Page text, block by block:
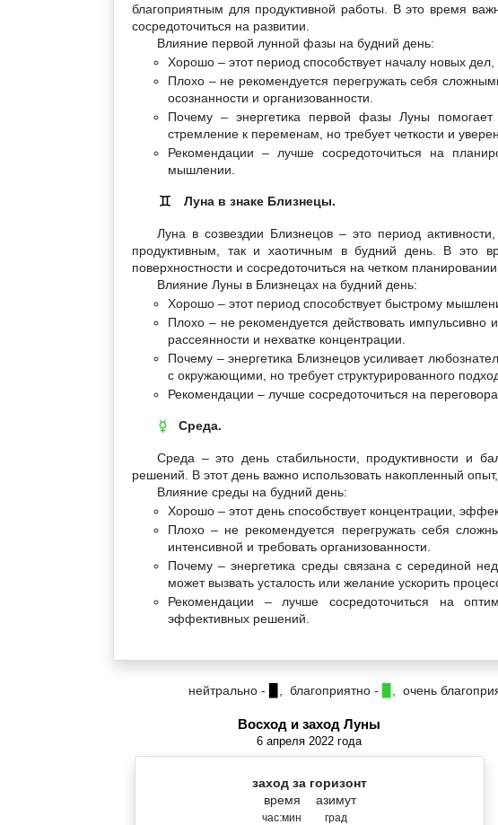
благоприятным для продуктивной работы. В это время
сосредоточиться на развитии.
Влияние первой лунной фазы на будний день:
Хорошо – этот период способствует началу новых
Плохо – не рекомендуется перегружать себя
осознанности и организованности.
Почему – энергетика первой фазы Луны
стремление к переменам, но требует четкости и
Рекомендации – лучше сосредоточиться на
мышлении.
♊ Луна в знаке Близнецы.
Луна в созвездии Близнецов – это период
продуктивным, так и хаотичным в будний день. В это
поверхностности и сосредоточиться на четком планировании.
Влияние Луны в Близнецах на будний день:
Хорошо – этот период способствует быстрому
Плохо – не рекомендуется действовать импульсивно
рассеянности и нехватке концентрации.
Почему – энергетика Близнецов усиливает
с окружающими, но требует структурированного
Рекомендации – лучше сосредоточиться на
☿ Среда.
Среда – это день стабильности, продуктивности и
решений. В этот день важно использовать накопленный
Влияние среды на будний день:
Хорошо – этот день способствует концентрации,
Плохо – не рекомендуется перегружать себя
интенсивной и требовать организованности.
Почему – энергетика среды связана с серединой
может вызвать усталость или желание ускорить
Рекомендации – лучше сосредоточиться на
эффективных решений.
нейтрально - , благоприятно - , очень
Восход и заход Луны
6 апреля 2022 года
заход за горизонт
время
час:мин
азимут
град